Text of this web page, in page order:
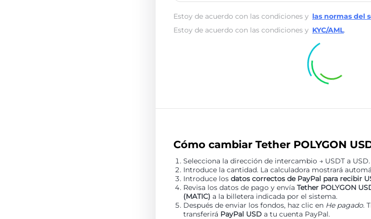
Estoy de acuerdo con las condiciones y las normas del
Estoy de acuerdo con las condiciones y KYC/AML.
Cómo cambiar Tether POLYGON
Selecciona la dirección de intercambio → USDT a USD.
Introduce la cantidad. La calculadora mostrará
Introduce los datos correctos de PayPal para recibir
Revisa los datos de pago y envía Tether POLYGON
(MATIC) a la billetera indicada por el sistema.
Después de enviar los fondos, haz clic en He pagado.
transferirá PayPal USD a tu cuenta PayPal.